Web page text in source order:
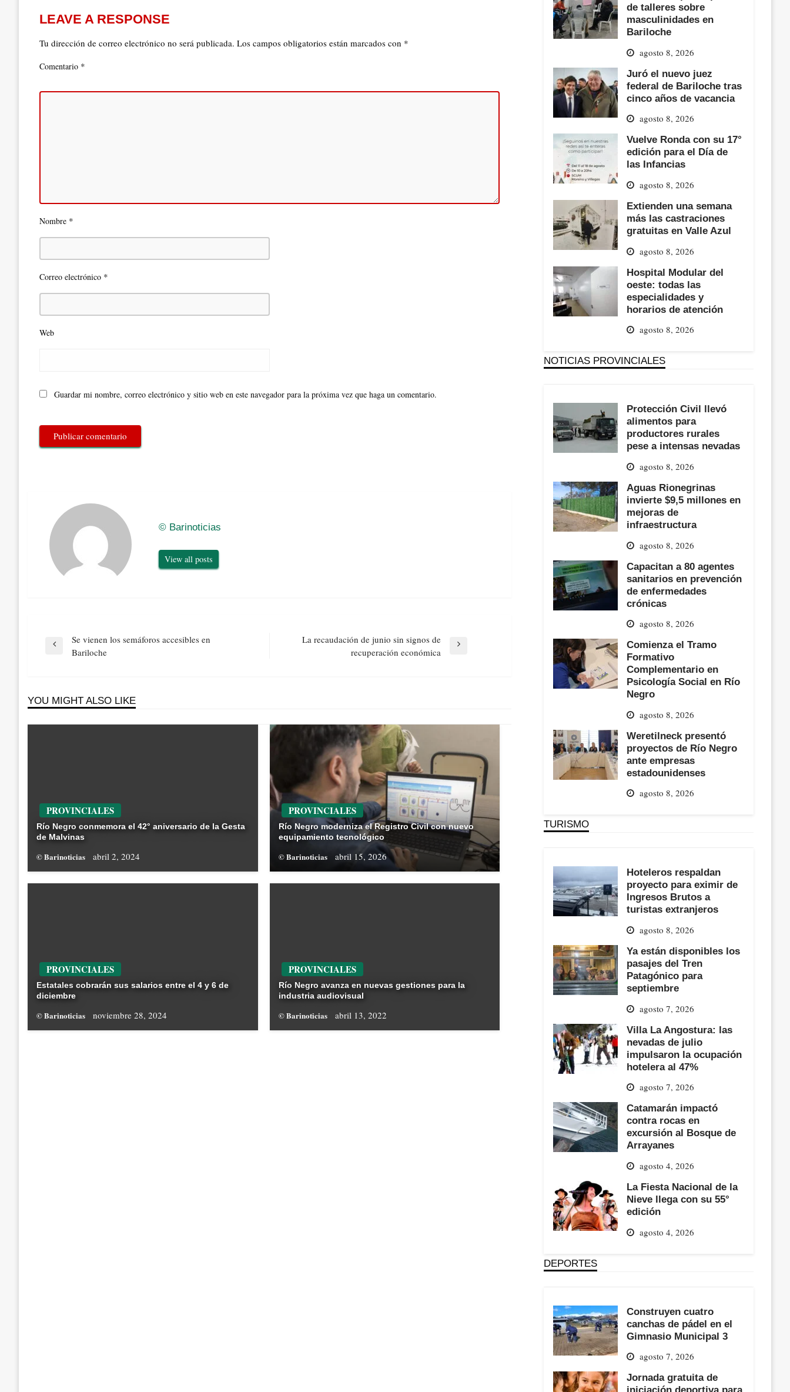
LEAVE A RESPONSE
Tu dirección de correo electrónico no será publicada. Los campos obligatorios están marcados con *
Comentario *
Nombre *
Correo electrónico *
Web
Guardar mi nombre, correo electrónico y sitio web en este navegador para la próxima vez que haga un comentario.
© Barinoticias
View all posts
Navegación
Previous
Se vienen los semáforos accesibles en
Bariloche
La recaudación de junio sin signos de
recuperación económica
YOU MIGHT ALSO LIKE
PROVINCIALES
Río Negro conmemora el 42° aniversario de la Gesta
de Malvinas
© Barinoticias abril 2, 2024
PROVINCIALES
Río Negro moderniza el Registro Civil con nuevo
equipamiento tecnológico
© Barinoticias abril 15, 2026
PROVINCIALES
Estatales cobrarán sus salarios entre el 4 y 6 de
diciembre
© Barinoticias noviembre 28, 2024
PROVINCIALES
Río Negro avanza en nuevas gestiones para la
industria audiovisual
© Barinoticias abril 13, 2022
de talleres sobre
masculinidades en
Bariloche
agosto 8, 2026
Juró el nuevo juez
federal de Bariloche tras
cinco años de vacancia
agosto 8, 2026
Vuelve Ronda con su 17°
edición para el Día de
las Infancias
agosto 8, 2026
Extienden una semana
más las castraciones
gratuitas en Valle Azul
agosto 8, 2026
Hospital Modular del
oeste: todas las
especialidades y
horarios de atención
agosto 8, 2026
NOTICIAS PROVINCIALES
Protección Civil llevó
alimentos para
productores rurales
pese a intensas nevadas
agosto 8, 2026
Aguas Rionegrinas
invierte $9,5 millones en
mejoras de
infraestructura
agosto 8, 2026
Capacitan a 80 agentes
sanitarios en prevención
de enfermedades
crónicas
agosto 8, 2026
Comienza el Tramo
Formativo
Complementario en
Psicología Social en Río
Negro
agosto 8, 2026
Weretilneck presentó
proyectos de Río Negro
ante empresas
estadounidenses
agosto 8, 2026
TURISMO
Hoteleros respaldan
proyecto para eximir de
Ingresos Brutos a
turistas extranjeros
agosto 8, 2026
Ya están disponibles los
pasajes del Tren
Patagónico para
septiembre
agosto 7, 2026
Villa La Angostura: las
nevadas de julio
impulsaron la ocupación
hotelera al 47%
agosto 7, 2026
Catamarán impactó
contra rocas en
excursión al Bosque de
Arrayanes
agosto 4, 2026
La Fiesta Nacional de la
Nieve llega con su 55°
edición
agosto 4, 2026
DEPORTES
Construyen cuatro
canchas de pádel en el
Gimnasio Municipal 3
agosto 7, 2026
Jornada gratuita de
iniciación deportiva para